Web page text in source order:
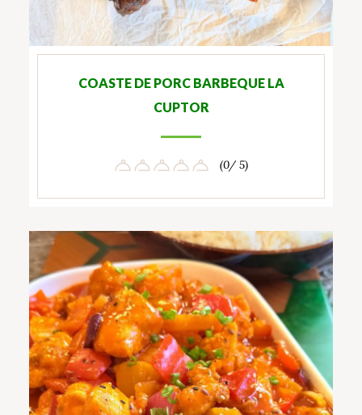
COASTE DE PORC BARBEQUE LA
CUPTOR
(0/ 5)